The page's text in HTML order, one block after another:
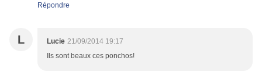
Répondre
L Lucie 21/09/2014 19:17
Ils sont beaux ces ponchos!